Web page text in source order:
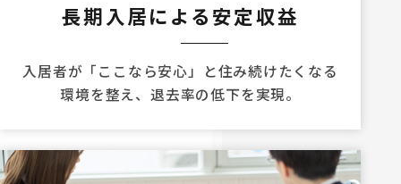
長期入居による安定収益
入居者が「ここなら安心」と住み続けたくなる
環境を整え、退去率の低下を実現。